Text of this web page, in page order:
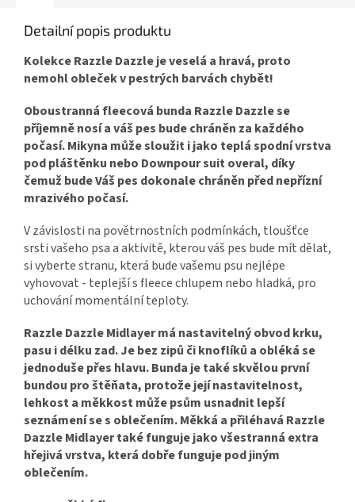
Detailní popis produktu
Kolekce Razzle Dazzle je veselá a hravá, proto
nemohl obleček v pestrých barvách chybět!
Oboustranná fleecová bunda Razzle Dazzle se
příjemně nosí a váš pes bude chráněn za každého
počasí. Mikyna může sloužit i jako teplá spodní vrstva
pod pláštěnku nebo Downpour suit overal, díky
čemuž bude Váš pes dokonale chráněn před nepřízní
mrazivého počasí.
V závislosti na povětrnostních podmínkách, tloušťce
srsti vašeho psa a aktivitě, kterou váš pes bude mít dělat,
si vyberte stranu, která bude vašemu psu nejlépe
vyhovovat - teplejší s fleece chlupem nebo hladká, pro
uchování momentální teploty.
Razzle Dazzle Midlayer má nastavitelný obvod krku,
pasu i délku zad. Je bez zipů či knoflíků a obléká se
jednoduše přes hlavu. Bunda je také skvělou první
bundou pro štěňata, protože její nastavitelnost,
lehkost a měkkost může psům usnadnit lepší
seznámení se s oblečením. Měkká a přiléhavá Razzle
Dazzle Midlayer také funguje jako všestranná extra
hřejivá vrstva, která dobře funguje pod jiným
oblečením.